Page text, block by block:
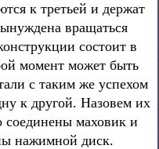
к третьей и держат
вращаться
состоит в
момент может быть
с таким же успехом
к другой. Назовем их
соединены маховик и
нажимной диск.